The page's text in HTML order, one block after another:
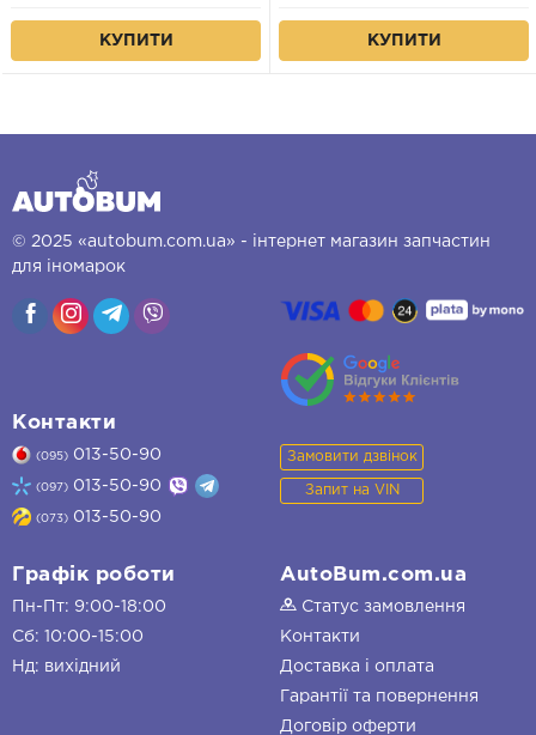
КУПИТИ КУПИТИ
© 2025 «autobum.com.ua» - інтернет магазин запчастин
для іномарок
Контакти
(095) 013-50-90
(097) 013-50-90
(073) 013-50-90
Замовити дзвінок
Запит на VIN
Графік роботи
Пн-Пт: 9:00-18:00
Сб: 10:00-15:00
Нд: вихідний
AutoBum.com.ua
Статус замовлення
Контакти
Доставка і оплата
Гарантії та повернення
Договір оферти